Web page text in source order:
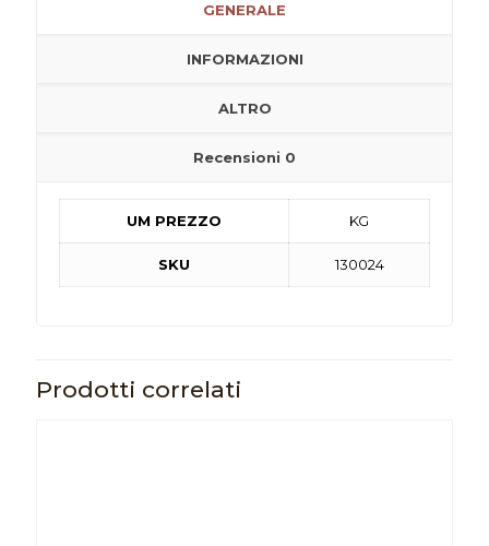
GENERALE
INFORMAZIONI
ALTRO
Recensioni 0
UM PREZZO KG
SKU 130024
Prodotti correlati